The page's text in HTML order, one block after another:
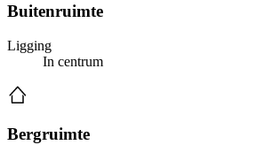
Buitenruimte
Ligging
In centrum
Bergruimte